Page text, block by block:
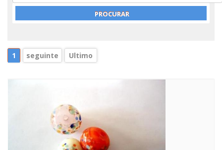
1 seguinte Ultimo